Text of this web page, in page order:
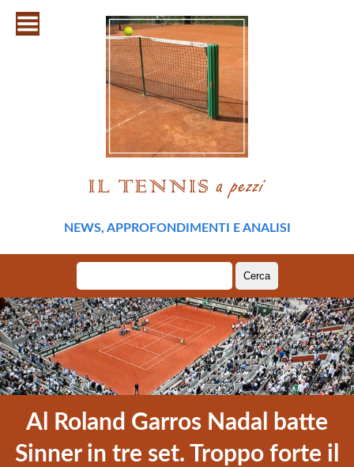
NEWS, APPROFONDIMENTI E ANALISI
per:
Al Roland Garros Nadal batte
Sinner in tre set. Troppo forte il